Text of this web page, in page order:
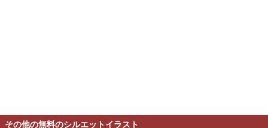
その他の無料のシルエットイラスト